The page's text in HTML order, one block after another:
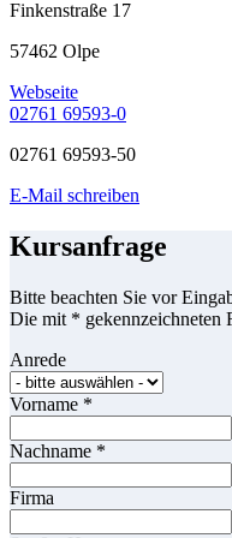
Finkenstraße 17
57462 Olpe
Webseite
02761 69593-0
02761 69593-50
E-Mail schreiben
Kursanfrage
Bitte beachten Sie vor
Die mit * gekennzeichneten
Anrede
Vorname *
Nachname *
Firma